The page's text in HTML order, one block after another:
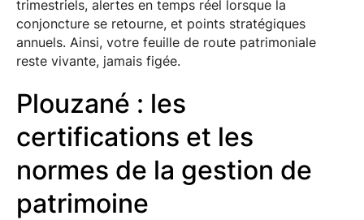
trimestriels, alertes en temps réel lorsque la
conjoncture se retourne, et points stratégiques
annuels. Ainsi, votre feuille de route patrimoniale
reste vivante, jamais figée.
Plouzané : les
certifications et les
normes de la gestion de
patrimoine